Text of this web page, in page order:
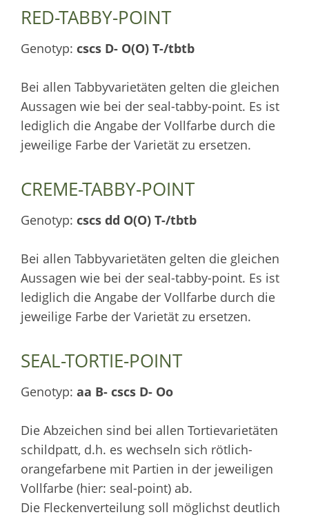
RED-TABBY-POINT
Genotyp: cscs D- O(O) T-/tbtb
Bei allen Tabbyvarietäten gelten die gleichen
Aussagen wie bei der seal-tabby-point. Es ist
lediglich die Angabe der Vollfarbe durch die
jeweilige Farbe der Varietät zu ersetzen.
CREME-TABBY-POINT
Genotyp: cscs dd O(O) T-/tbtb
Bei allen Tabbyvarietäten gelten die gleichen
Aussagen wie bei der seal-tabby-point. Es ist
lediglich die Angabe der Vollfarbe durch die
jeweilige Farbe der Varietät zu ersetzen.
SEAL-TORTIE-POINT
Genotyp: aa B- cscs D- Oo
Die Abzeichen sind bei allen Tortievarietäten
schildpatt, d.h. es wechseln sich rötlich-
orangefarbene mit Partien in der jeweiligen
Vollfarbe (hier: seal-point) ab.
Die Fleckenverteilung soll möglichst deutlich